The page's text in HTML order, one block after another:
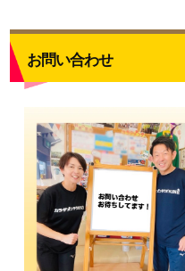
お問い合わせ